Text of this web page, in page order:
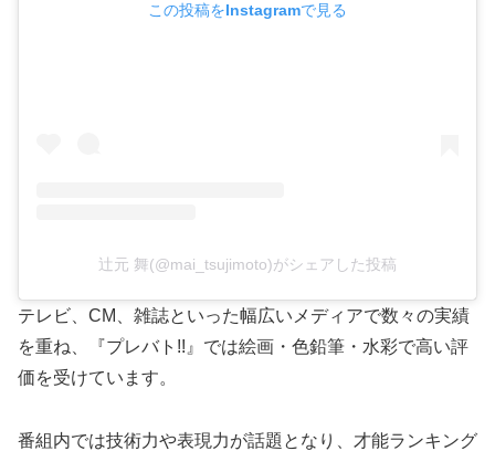
この投稿をInstagramで見る
辻元 舞(@mai_tsujimoto)がシェアした投稿
テレビ、CM、雑誌といった幅広いメディアで数々の実績
を重ね、『プレバト!!』では絵画・色鉛筆・水彩で高い評
価を受けています。
番組内では技術力や表現力が話題となり、才能ランキング